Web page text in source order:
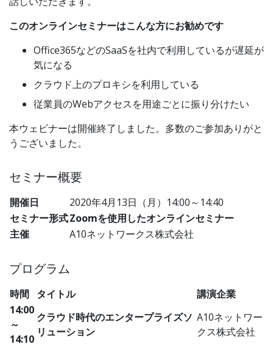
このオンラインセミナーはこんな方にお勧めです
Office365などのSaaSを社内で利用しているが遅延が
気になる
クラウド上のプロキシを利用している
従業員のWebアクセスを用途ごとに振り分けたい
本ウェビナーは開催終了しました。多数のご参加ありがと
うございました。
セミナー概要
開催日
2020年4月13日（月）14:00～14:40
セミナー形式Zoomを使用したオンラインセミナー
主催
A10ネットワークス株式会社
プログラム
時間 タイトル
講演企業
14:00
～
14:10
クラウド時代のエンタープライズソ
リューション
A10ネットワー
クス株式会社